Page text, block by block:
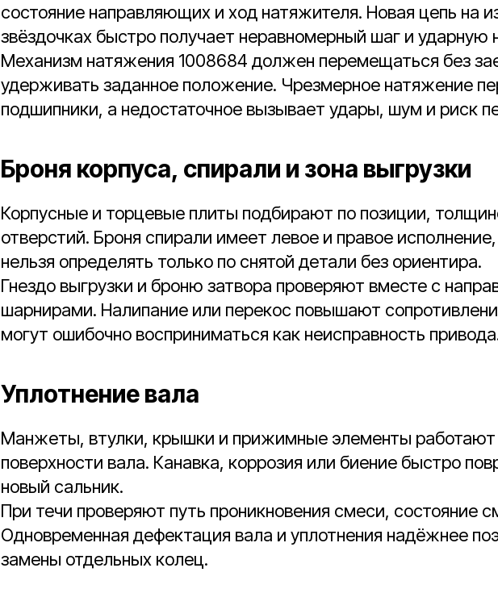
состояние направляющих и ход натяжителя. Новая цепь на
звёздочках быстро получает неравномерный шаг и ударную
Механизм натяжения 1008684 должен перемещаться без
удерживать заданное положение. Чрезмерное натяжение
подшипники, а недостаточное вызывает удары, шум и риск
Броня корпуса, спирали и зона выгрузки
Корпусные и торцевые плиты подбирают по позиции,
отверстий. Броня спирали имеет левое и правое
нельзя определять только по снятой детали без ориентира.
Гнездо выгрузки и броню затвора проверяют вместе с
шарнирами. Налипание или перекос повышают
могут ошибочно восприниматься как неисправность
Уплотнение вала
Манжеты, втулки, крышки и прижимные элементы работают
поверхности вала. Канавка, коррозия или биение быстро
новый сальник.
При течи проверяют путь проникновения смеси, состояние
Одновременная дефектация вала и уплотнения надёжнее
замены отдельных колец.